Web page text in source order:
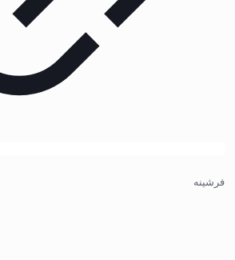
فرشینه